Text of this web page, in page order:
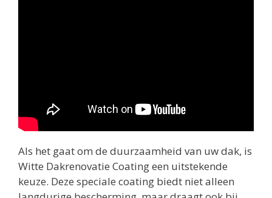
Als het gaat om de duurzaamheid van uw dak, is
Witte Dakrenovatie Coating een uitstekende
keuze. Deze speciale coating biedt niet alleen